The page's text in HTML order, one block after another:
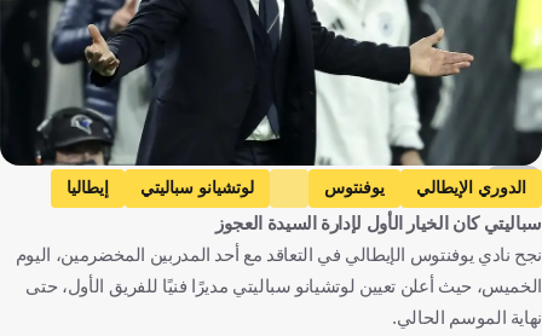
EPA
الدوري الإيطالي يوفنتوس لوتشيانو سباليتي
إيطاليا
كرة قدم
سباليتي كان الخيار الأول لإدارة السيدة العجوز
نجح نادي يوفنتوس الإيطالي في التعاقد مع أحد المدربين المخضرمين، اليوم
الخميس، حيث أعلن تعيين لوتشيانو سباليتي مديرًا فنيًا للفريق الأول، حتى
نهاية الموسم الحالي.